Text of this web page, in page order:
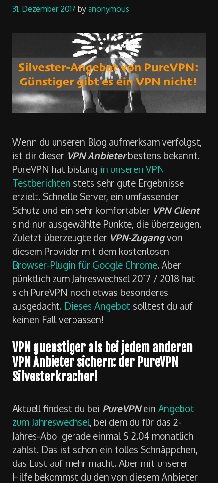
31. Dezember 2017 byanonymous
Wenn du unseren Blog aufmerksam verfolgst,
ist dir dieser VPN Anbieterbestens bekannt.
PureVPN hat bislang in unseren VPN
Testberichten stets sehr gute Ergebnisse
erzielt. Schnelle Server, ein umfassender
Schutz und ein sehr komfortabler VPN Client
sind nur ausgewählte Punkte, die überzeugen.
Zuletzt überzeugte der VPN-Zugangvon
diesem Provider mit dem kostenlosen
Browser-Plugin für Google Chrome. Aber
pünktlich zum Jahreswechsel 2017 / 2018 hat
sich PureVPN noch etwas besonderes
ausgedacht. Dieses Angebot solltest du auf
keinen Fall verpassen!
VPN guenstiger als bei jedem anderen
VPN Anbieter sichern: der PureVPN
Silvesterkracher!
Aktuell findest du bei PureVPNein Angebot
zum Jahreswechsel, bei dem du für das 2-
Jahres-Abo gerade einmal $ 2.04 monatlich
zahlst. Das ist schon ein tolles Schnäppchen,
das Lust auf mehr macht. Aber mit unserer
Hilfe bekommst du den von diesem Anbieter